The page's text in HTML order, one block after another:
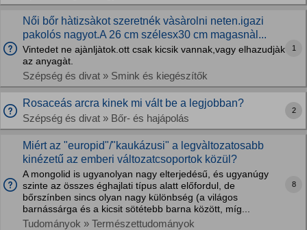
Női bőr hàtizsàkot szeretnék vàsàrolni neten.igazi
pakolós nagyot.A 26 cm szélesx30 cm magasnàl...
Vintedet ne ajànljàtok.ott csak kicsik vannak,vagy elhazudjàk
az anyagàt.
Szépség és divat » Smink és kiegészítők
1
Rosaceás arcra kinek mi vált be a legjobban?
Szépség és divat » Bőr- és hajápolás
2
Miért az "europid"/"kaukázusi" a legvàltozatosabb
kinézetű az emberi változatcsoportok közül?
A mongolid is ugyanolyan nagy elterjedésű, és ugyanúgy
szinte az összes éghajlati típus alatt előfordul, de
bőrszínben sincs olyan nagy különbség (a világos
barnássárga és a kicsit sötétebb barna között, míg...
Tudományok » Természettudományok
8